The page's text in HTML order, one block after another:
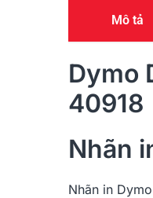
Mô tả
Dymo
40918
Nhãn
Nhãn in Dymo